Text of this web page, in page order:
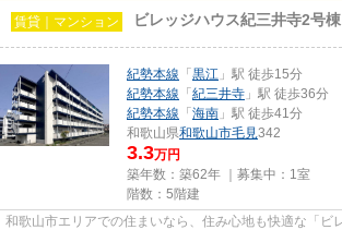
賃貸｜マンション ビレッジハウス紀三井寺2号棟
紀勢本線 「 黒江 」駅 徒歩15分
紀勢本線 「 紀三井寺 」駅 徒歩36分
紀勢本線 「 海南 」駅 徒歩41分
和歌山県和歌山市毛見342
3.3万円
築年数：築62年 ｜募集中： 1室
階数：5階建
和歌山市エリアでの住まいなら、住み心地も快適な「ビ